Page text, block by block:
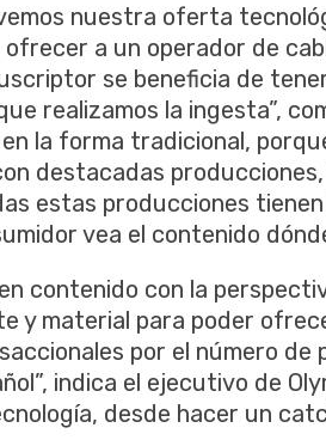
nuestra oferta
ofrecer a un operador de
se beneficia de
realizamos la ingesta”,
la forma tradicional,
destacadas
estas producciones
vea el contenido
contenido con la
y material para poder
por el número de
indica el ejecutivo de
desde hacer un